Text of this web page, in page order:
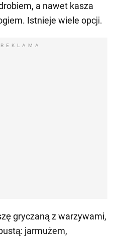
a nawet kasza
Istnieje wiele opcji.
REKLAMA
gryczaną z warzywami,
jarmużem,